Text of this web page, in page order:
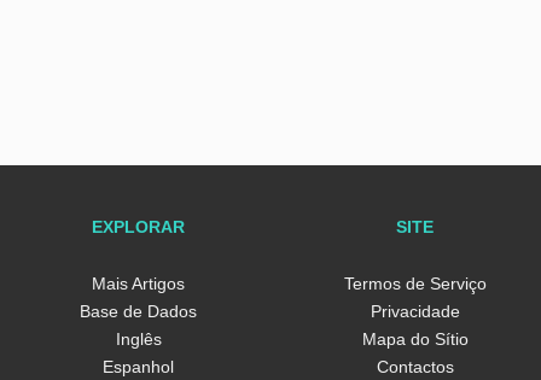
EXPLORAR
Mais Artigos
Base de Dados
Inglês
Espanhol
SITE
Termos de Serviço
Privacidade
Mapa do Sítio
Contactos